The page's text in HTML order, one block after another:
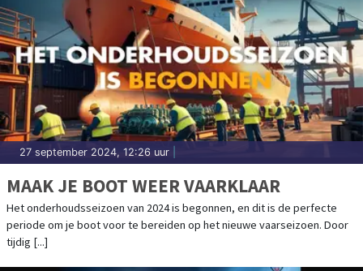
27 september 2024, 12:26 uur
MAAK JE BOOT WEER VAARKLAAR
Het onderhoudsseizoen van 2024 is begonnen, en dit is de perfecte
periode om je boot voor te bereiden op het nieuwe vaarseizoen. Door
tijdig [...]